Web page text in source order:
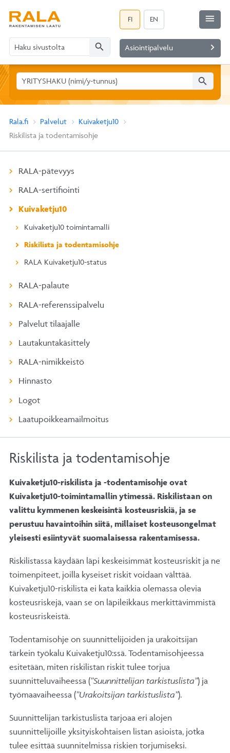
FI EN
search Asiointipalvelu navigate_next
menu
search
Rala.fi Palvelut
Kuivaketju10
Riskilista ja todentamisohje
RALA-pätevyys
RALA-sertifiointi
Kuivaketju10
Kuivaketju10 toimintamalli
Riskilista ja todentamisohje
RALA Kuivaketju10-status
RALA-palaute
RALA-referenssipalvelu
Palvelut tilaajalle
Lautakuntakäsittely
RALA-nimikkeistö
Hinnasto
Logot
Laatupoikkeamailmoitus
Riskilista ja todentamisohje
Kuivaketju10-riskilista ja -todentamisohje ovat
Kuivaketju10-toimintamallin ytimessä. Riskilistaan on
valittu kymmenen keskeisintä kosteusriskiä, ja se
perustuu havaintoihin siitä, millaiset kosteusongelmat
yleisesti esiintyvät suomalaisessa rakentamisessa.
Riskilistassa käydään läpi keskeisimmät kosteusriskit ja ne
toimenpiteet, joilla kyseiset riskit voidaan välttää.
Kuivaketju10-riskilista ei kata kaikkia olemassa olevia
kosteusriskejä, vaan se on läpileikkaus merkittävimmistä
kosteusriskeistä.
Todentamisohje on suunnittelijoiden ja urakoitsijan
tärkein työkalu Kuivaketju10:ssä. Todentamisohjeessa
esitetään, miten riskilistan riskit tulee torjua
suunnitteluvaiheessa (”Suunnittelijan tarkistuslista”) ja
työmaavaiheessa (”Urakoitsijan tarkistuslista”).
Suunnittelijan tarkistuslista tarjoaa eri alojen
suunnittelijoille yksityiskohtaisen listan asioista, jotka
tulee esittää suunnitelmissa riskien torjumiseksi.